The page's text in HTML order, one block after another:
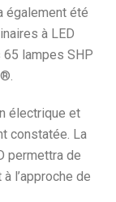
également été
à LED
65 lampes SHP
électrique et
constatée. La
permettra de
l’approche de